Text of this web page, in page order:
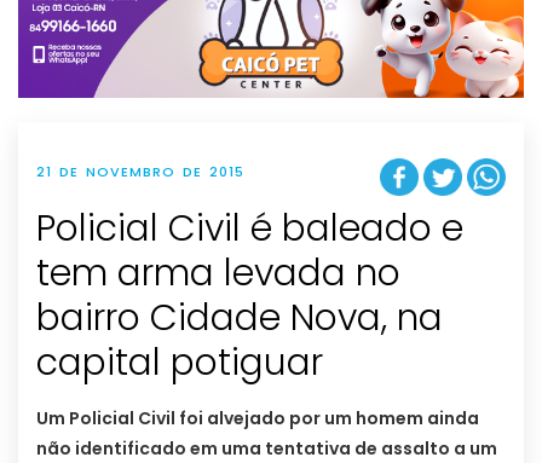
t
i
o
n
21 DE NOVEMBRO DE 2015
Policial Civil é baleado e
tem arma levada no
bairro Cidade Nova, na
capital potiguar
Um Policial Civil foi alvejado por um homem ainda
não identificado em uma tentativa de assalto a um